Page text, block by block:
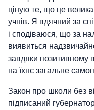
ціную те, що це
учнів. Я вдячний за
і сподіваюся, що за
виявиться
завдяки позитивному
на їхнє загальне
Закон про школи без
підписаний